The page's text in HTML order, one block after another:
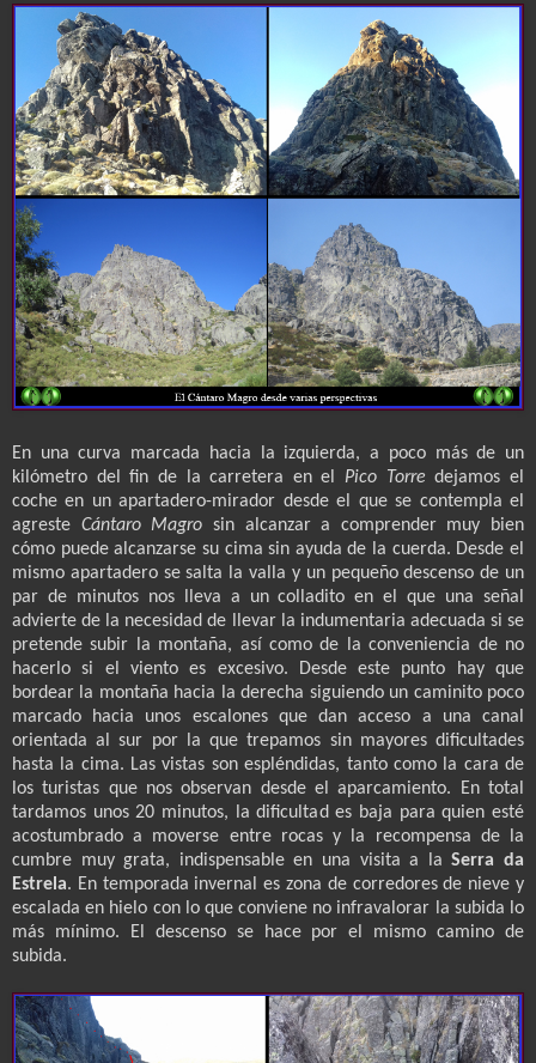
En una curva marcada hacia la izquierda, a poco más de un
kilómetro del fin de la carretera en el Pico Torre dejamos el
coche en un apartadero-mirador desde el que se contempla el
agreste Cántaro Magro sin alcanzar a comprender muy bien
cómo puede alcanzarse su cima sin ayuda de la cuerda. Desde el
mismo apartadero se salta la valla y un pequeño descenso de un
par de minutos nos lleva a un colladito en el que una señal
advierte de la necesidad de llevar la indumentaria adecuada si se
pretende subir la montaña, así como de la conveniencia de no
hacerlo si el viento es excesivo. Desde este punto hay que
bordear la montaña hacia la derecha siguiendo un caminito poco
marcado hacia unos escalones que dan acceso a una canal
orientada al sur por la que trepamos sin mayores dificultades
hasta la cima. Las vistas son espléndidas, tanto como la cara de
los turistas que nos observan desde el aparcamiento. En total
tardamos unos 20 minutos, la dificultad es baja para quien esté
acostumbrado a moverse entre rocas y la recompensa de la
cumbre muy grata, indispensable en una visita a laSerra da
Estrela. En temporada invernal es zona de corredores de nieve y
escalada en hielo con lo que conviene no infravalorar la subida lo
más mínimo. El descenso se hace por el mismo camino de
subida.